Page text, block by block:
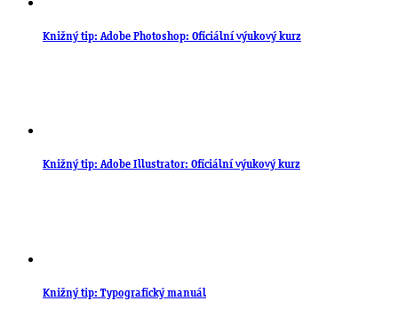
Knižný tip: Adobe Photoshop: Oficiální výukový kurz
Knižný tip: Adobe Illustrator: Oficiální výukový kurz
Knižný tip: Typografický manuál